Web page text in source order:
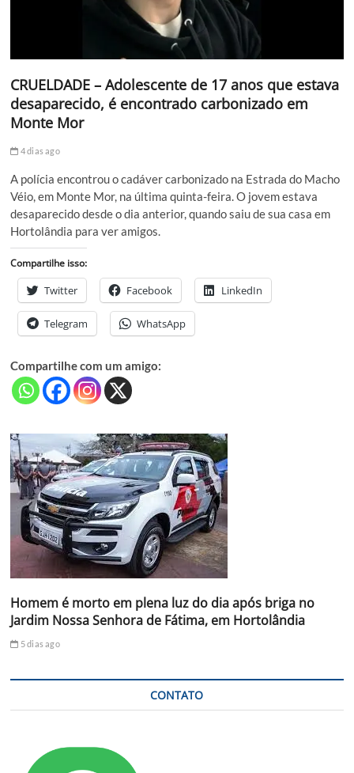
CRUELDADE – Adolescente de 17 anos que estava
desaparecido, é encontrado carbonizado em
Monte Mor
4 dias ago
A polícia encontrou o cadáver carbonizado na Estrada do Macho
Véio, em Monte Mor, na última quinta-feira. O jovem estava
desaparecido desde o dia anterior, quando saiu de sua casa em
Hortolândia para ver amigos.
Compartilhe isso:
Twitter Facebook LinkedIn
Telegram WhatsApp
Compartilhe com um amigo:
Homem é morto em plena luz do dia após briga no
Jardim Nossa Senhora de Fátima, em Hortolândia
5 dias ago
CONTATO